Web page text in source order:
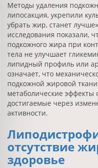
Методы удаления
липосакция, укрепили
убрать жир, станет
исследования показали,
подкожного жира при
тела не улучшает
липидный профиль или
означает, что
подкожной жировой
метаболические эффекты
достигаемые через
активности.
отсутствие
здоровье